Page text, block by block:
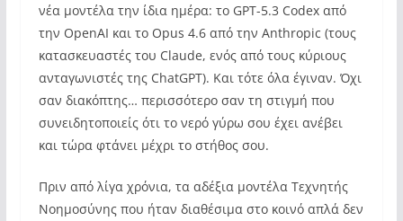
νέα μοντέλα την ίδια ημέρα: το GPT-5.3 Codex από
την OpenAI και το Opus 4.6 από την Anthropic (τους
κατασκευαστές του Claude, ενός από τους κύριους
ανταγωνιστές της ChatGPT). Και τότε όλα έγιναν. Όχι
σαν διακόπτης… περισσότερο σαν τη στιγμή που
συνειδητοποιείς ότι το νερό γύρω σου έχει ανέβει
και τώρα φτάνει μέχρι το στήθος σου.
Πριν από λίγα χρόνια, τα αδέξια μοντέλα Τεχνητής
Νοημοσύνης που ήταν διαθέσιμα στο κοινό απλά δεν